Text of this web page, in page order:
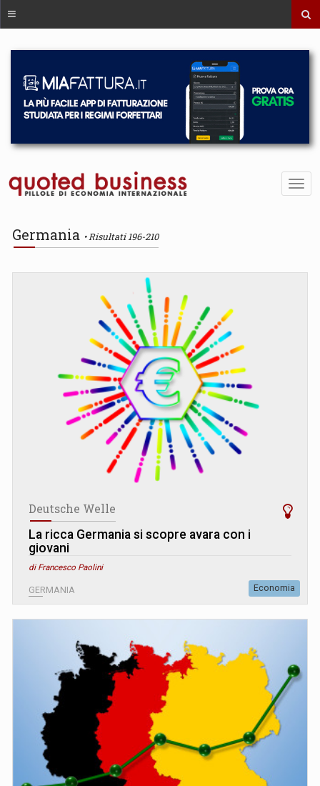
Germania Risultati 196-210
Deutsche Welle
La ricca Germania si scopre avara con i
giovani
di Francesco Paolini
GERMANIA Economia